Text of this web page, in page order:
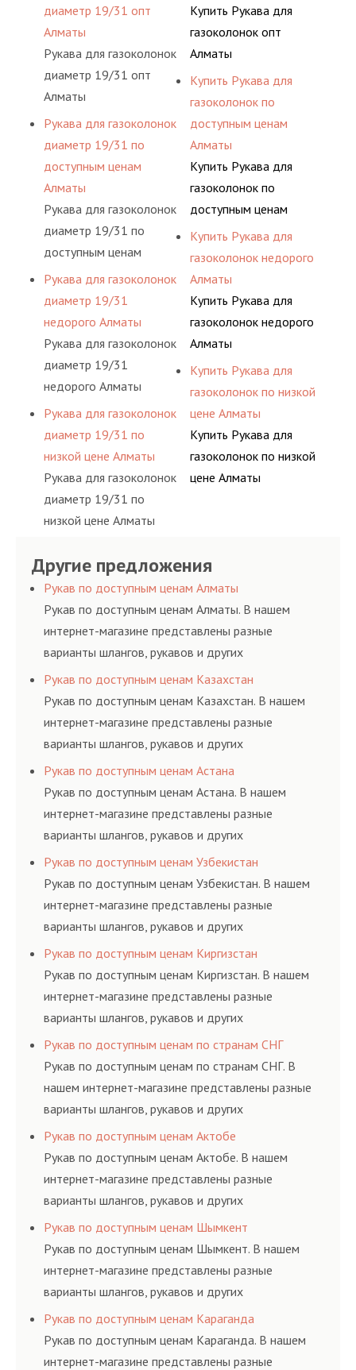
диаметр 19/31 опт
Алматы
Рукава для газоколонок
диаметр 19/31 опт
Алматы
Рукава для газоколонок
диаметр 19/31 по
доступным ценам
Алматы
Рукава для газоколонок
диаметр 19/31 по
доступным ценам
Алматы
Рукава для газоколонок
диаметр 19/31
недорого Алматы
Рукава для газоколонок
диаметр 19/31
недорого Алматы
Рукава для газоколонок
диаметр 19/31 по
низкой цене Алматы
Рукава для газоколонок
диаметр 19/31 по
низкой цене Алматы
Купить Рукава для
газоколонок опт
Алматы
Купить Рукава для
газоколонок по
доступным ценам
Алматы
Купить Рукава для
газоколонок по
доступным ценам
Алматы
Купить Рукава для
газоколонок недорого
Алматы
Купить Рукава для
газоколонок недорого
Алматы
Купить Рукава для
газоколонок по низкой
цене Алматы
Купить Рукава для
газоколонок по низкой
цене Алматы
Другие предложения
Рукав по доступным ценам Алматы
Рукав по доступным ценам Алматы. В нашем
интернет-магазине представлены разные
варианты шлангов, рукавов и других
резинотехнических изделий, соответствующих
ГОСТам, техническим условиям и нормативам.
Рукав по доступным ценам Казахстан
Рукав по доступным ценам Казахстан. В нашем
интернет-магазине представлены разные
варианты шлангов, рукавов и других
резинотехнических изделий, соответствующих
ГОСТам, техническим условиям и нормативам.
Рукав по доступным ценам Астана
Рукав по доступным ценам Астана. В нашем
интернет-магазине представлены разные
варианты шлангов, рукавов и других
резинотехнических изделий, соответствующих
ГОСТам, техническим условиям и нормативам.
Рукав по доступным ценам Узбекистан
Рукав по доступным ценам Узбекистан. В нашем
интернет-магазине представлены разные
варианты шлангов, рукавов и других
резинотехнических изделий, соответствующих
ГОСТам, техническим условиям и нормативам.
Рукав по доступным ценам Киргизстан
Рукав по доступным ценам Киргизстан. В нашем
интернет-магазине представлены разные
варианты шлангов, рукавов и других
резинотехнических изделий, соответствующих
ГОСТам, техническим условиям и нормативам.
Рукав по доступным ценам по странам СНГ
Рукав по доступным ценам по странам СНГ. В
нашем интернет-магазине представлены разные
варианты шлангов, рукавов и других
резинотехнических изделий, соответствующих
ГОСТам, техническим условиям и нормативам.
Рукав по доступным ценам Актобе
Рукав по доступным ценам Актобе. В нашем
интернет-магазине представлены разные
варианты шлангов, рукавов и других
резинотехнических изделий, соответствующих
ГОСТам, техническим условиям и нормативам.
Рукав по доступным ценам Шымкент
Рукав по доступным ценам Шымкент. В нашем
интернет-магазине представлены разные
варианты шлангов, рукавов и других
резинотехнических изделий, соответствующих
ГОСТам, техническим условиям и нормативам.
Рукав по доступным ценам Караганда
Рукав по доступным ценам Караганда. В нашем
интернет-магазине представлены разные